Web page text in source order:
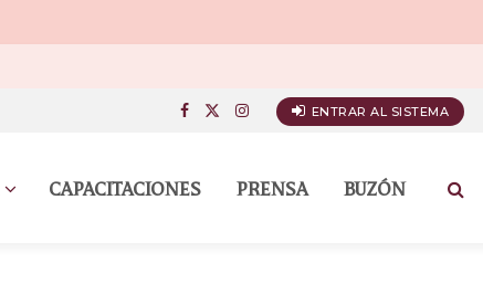
ENTRAR AL SISTEMA
CAPACITACIONES PRENSA BUZÓN